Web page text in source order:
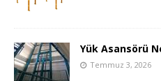
Yük Asansörü
Temmuz 3, 2026